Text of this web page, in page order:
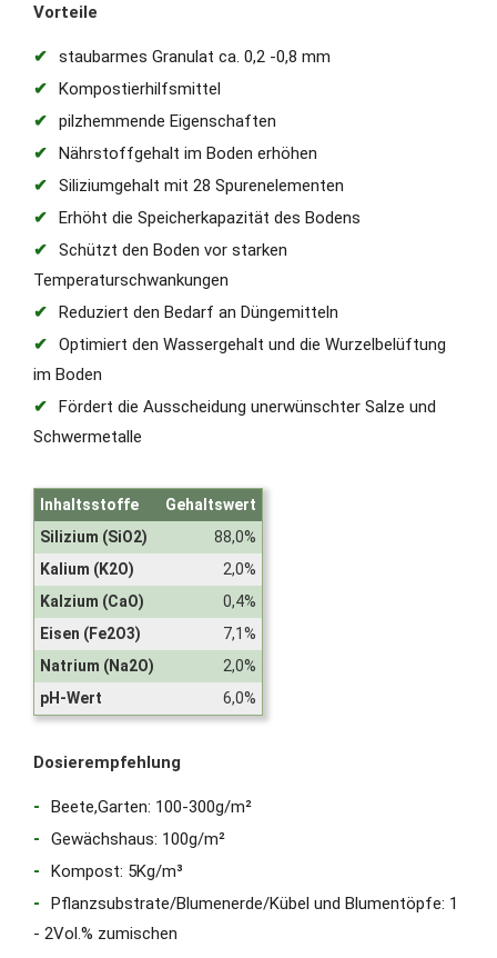
Vorteile
staubarmes Granulat ca. 0,2 -0,8 mm
Kompostierhilfsmittel
pilzhemmende Eigenschaften
Nährstoffgehalt im Boden erhöhen
Siliziumgehalt mit 28 Spurenelementen
Erhöht die Speicherkapazität des Bodens
Schützt den Boden vor starken
Temperaturschwankungen
Reduziert den Bedarf an Düngemitteln
Optimiert den Wassergehalt und die Wurzelbelüftung
im Boden
Fördert die Ausscheidung unerwünschter Salze und
Schwermetalle
Inhaltsstoffe
Gehaltswert
Silizium (SiO2)
88,0%
Kalium (K2O)
2,0%
Kalzium (CaO)
0,4%
Eisen (Fe2O3)
7,1%
Natrium (Na2O)
2,0%
pH-Wert
6,0%
Dosierempfehlung
Beete,Garten: 100-300g/m²
Gewächshaus: 100g/m²
Kompost: 5Kg/m³
Pflanzsubstrate/Blumenerde/Kübel und Blumentöpfe: 1
- 2Vol.% zumischen